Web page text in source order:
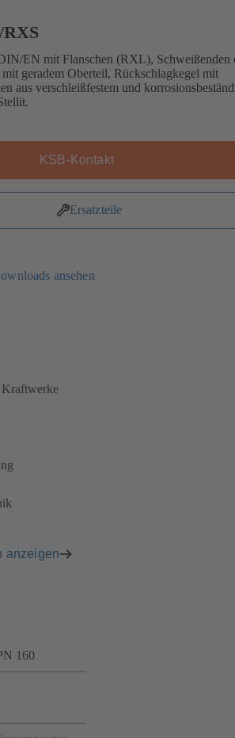
EN mit Flanschen (RXL), Schweißenden
geradem Oberteil, Rückschlagkegel mit
aus verschleißfestem und
KSB-Kontakt
Ersatzteile
ansehen
anzeigen
160